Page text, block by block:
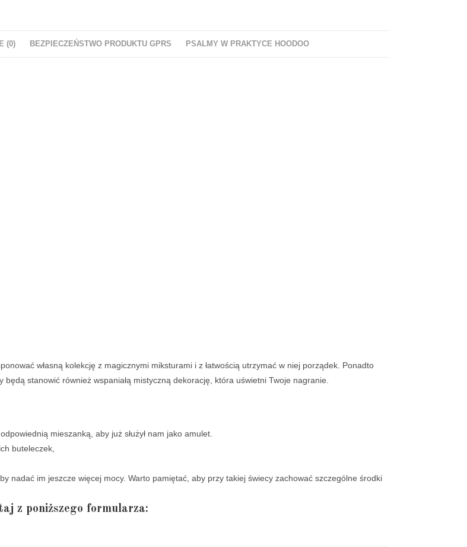
(0) BEZPIECZEŃSTWO PRODUKTU GPRS PSALMY W PRAKTYCE HOODOO
własną kolekcję z magicznymi miksturami i z łatwością utrzymać w niej porządek. Ponadto
stanowić również wspaniałą mistyczną dekorację, która uświetni Twoje nagranie.
mieszanką, aby już służył nam jako amulet.
buteleczek,
nadać im jeszcze więcej mocy. Warto pamiętać, aby przy takiej świecy zachować szczególne środki
z poniższego formularza: